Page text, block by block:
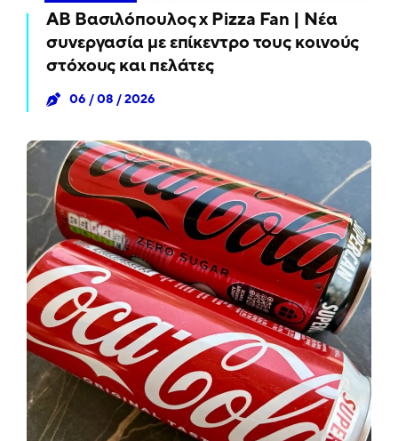
ΑΒ Βασιλόπουλος x Pizza Fan | Νέα
συνεργασία με επίκεντρο τους κοινούς
στόχους και πελάτες
06 / 08 / 2026